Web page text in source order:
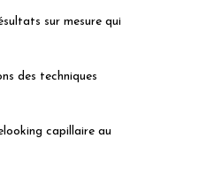
sur mesure qui
des techniques
capillaire au